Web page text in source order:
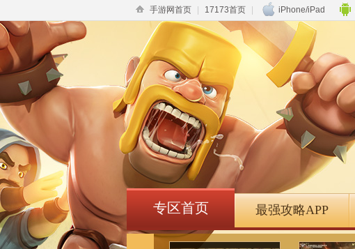
手游网首页 17173首页 iPhone/iPad
专区首页 最强攻略APP